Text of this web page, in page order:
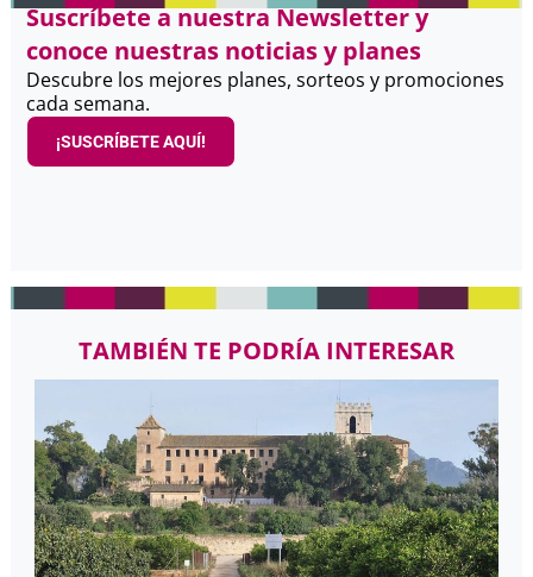
Suscríbete a nuestra Newsletter y
conoce nuestras noticias y planes
Descubre los mejores planes, sorteos y promociones
cada semana.
¡SUSCRÍBETE AQUÍ!
TAMBIÉN TE PODRÍA INTERESAR